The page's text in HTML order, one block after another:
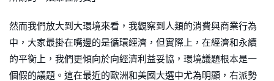
然而我們放大到大環境來看，我觀察到人類的消費與商業行為
中，大家最掛在嘴邊的是循環經濟，但實際上，在經濟和永續
的平衡上，我們更傾向於向經濟利益妥協，環境議題根本是一
個假的議題。這在最近的歐洲和美國大選中尤為明顯，右派勢